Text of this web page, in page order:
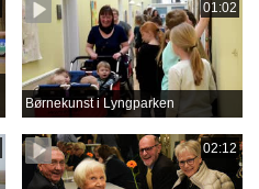
01:02
Børnekunst i Lyngparken
02:12